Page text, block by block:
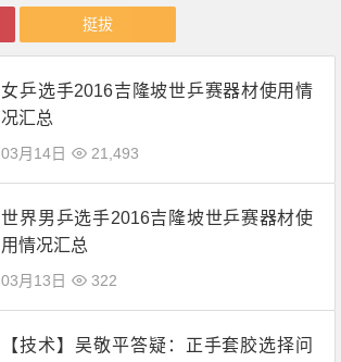
挺拔
女乒选手2016吉隆坡世乒赛器材使用情
况汇总
03月14日 21,493
世界男乒选手2016吉隆坡世乒赛器材使
用情况汇总
03月13日 322
【技术】吴敬平答疑：正手套胶选择问